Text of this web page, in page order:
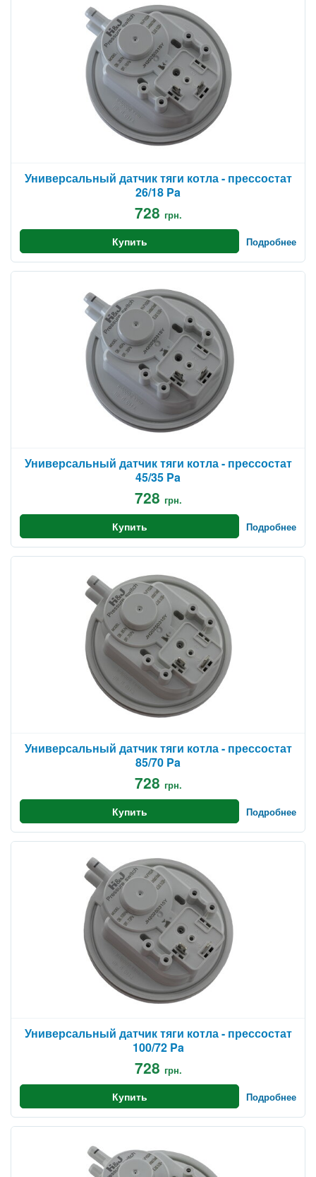
Универсальный датчик тяги котла - прессостат
26/18 Pa
728 грн.
Купить Подробнее
Универсальный датчик тяги котла - прессостат
45/35 Pa
728 грн.
Купить Подробнее
Универсальный датчик тяги котла - прессостат
85/70 Pa
728 грн.
Купить Подробнее
Универсальный датчик тяги котла - прессостат
100/72 Pa
728 грн.
Купить Подробнее